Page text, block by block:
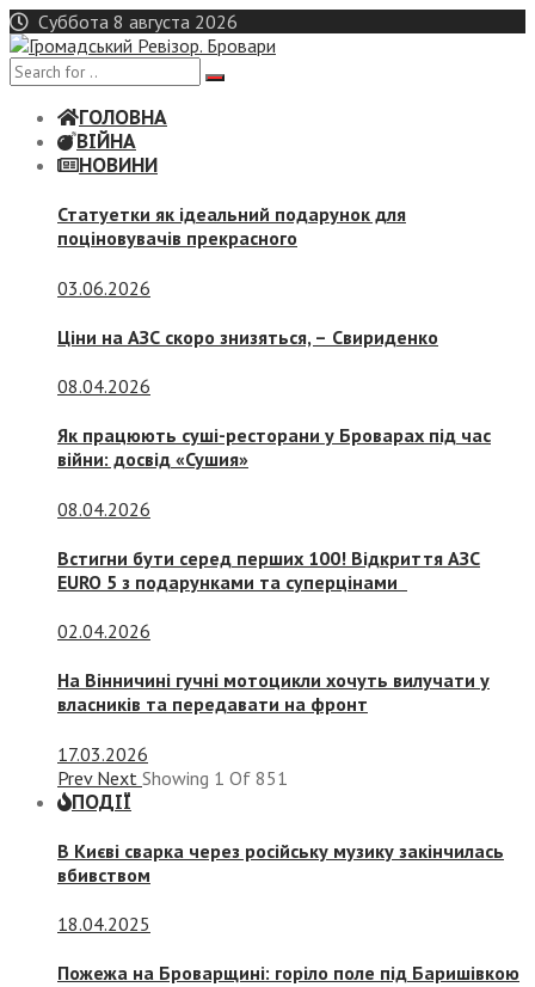
Skip
to
content
Суббота 8 августа 2026
ГОЛОВНА
ВІЙНА
НОВИНИ
Статуетки як ідеальний подарунок для
поціновувачів прекрасного
03.06.2026
Ціни на АЗС скоро знизяться, – Свириденко
08.04.2026
Як працюють суші-ресторани у Броварах під час
війни: досвід «Сушия»
08.04.2026
Встигни бути серед перших 100! Відкриття АЗС
EURO 5 з подарунками та суперцінами
02.04.2026
На Вінничині гучні мотоцикли хочуть вилучати у
власників та передавати на фронт
17.03.2026
Prev Next Showing 1 Of 851
ПОДІЇ
В Києві сварка через російську музику закінчилась
вбивством
18.04.2025
Пожежа на Броварщині: горіло поле під Баришівкою